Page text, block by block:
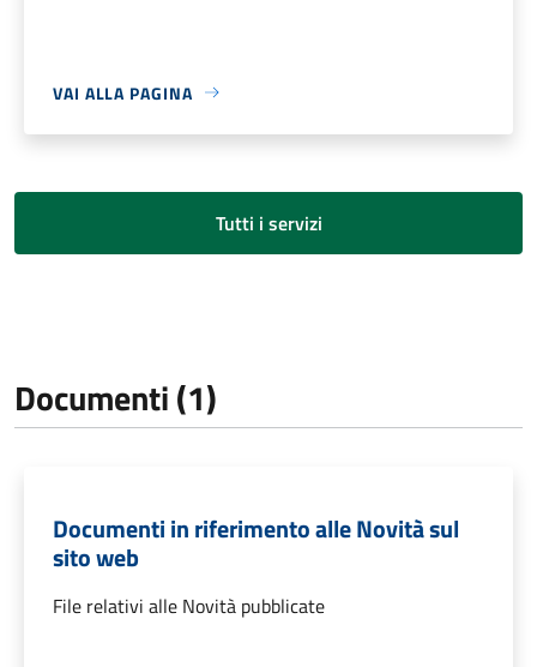
VAI ALLA PAGINA
Tutti i servizi
Documenti (1)
Documenti in riferimento alle Novità sul
sito web
File relativi alle Novità pubblicate